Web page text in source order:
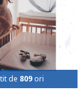
de 809 ori